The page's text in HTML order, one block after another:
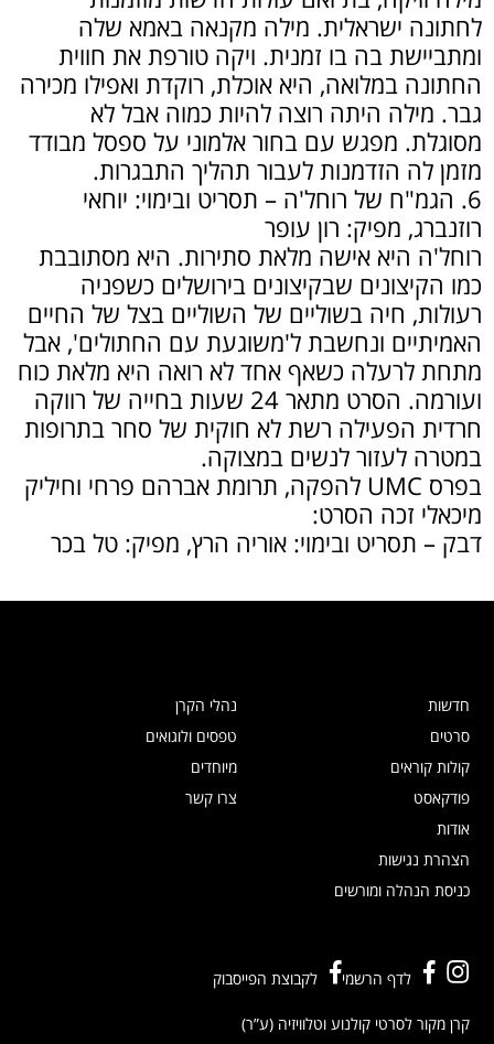
לחתונה ישראלית. מילה מקנאה באמא שלה
ומתביישת בה בו זמנית. ויקה טורפת את חווית
החתונה במלואה, היא אוכלת, רוקדת ואפילו מכירה
גבר. מילה היתה רוצה להיות כמוה אבל לא
מסוגלת. מפגש עם בחור אלמוני על ספסל מבודד
מזמן לה הזדמנות לעבור תהליך התבגרות.
6. הגמ"ח של רוחל'ה – תסריט ובימוי: יוחאי
רוזנברג, מפיק: רון עופר
רוחל'ה היא אישה מלאת סתירות. היא מסתובבת
כמו הקיצונים שבקיצונים בירושלים כשפניה
רעולות, חיה בשוליים של השוליים בצל של החיים
האמיתיים ונחשבת ל'משוגעת עם החתולים', אבל
מתחת לרעלה כשאף אחד לא רואה היא מלאת כוח
ועורמה. הסרט מתאר 24 שעות בחייה של רווקה
חרדית הפעילה רשת לא חוקית של סחר בתרופות
במטרה לעזור לנשים במצוקה.
בפרס UMC להפקה, תרומת אברהם פרחי וחיליק
מיכאלי זכה הסרט:
דבק – תסריט ובימוי: אוריה הרץ, מפיק: טל בכר
חדשות
סרטים
קולות קוראים
פודקאסט
אודות
נהלי הקרן
טפסים ולוגואים
מיוחדים
צרו קשר
הצהרת נגישות
כניסת הנהלה ומורשים
לדף הרשמי לקבוצת הפייסבוק
קרן מקור לסרטי קולנוע וטלוויזיה (ע”ר)